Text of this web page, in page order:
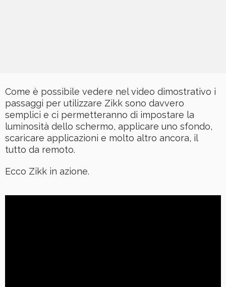
Come è possibile vedere nel video dimostrativo i
passaggi per utilizzare Zikk sono davvero
semplici e ci permetteranno di impostare la
luminosità dello schermo, applicare uno sfondo,
scaricare applicazioni e molto altro ancora, il
tutto da remoto.
Ecco Zikk in azione.